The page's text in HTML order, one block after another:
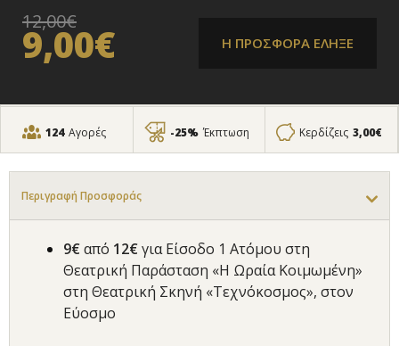
12,00€
9,00€ Η ΠΡΟΣΦΟΡΑ ΕΛΗΞΕ
124 Αγορές -25% Έκπτωση Κερδίζεις 3,00€
Περιγραφή Προσφοράς
9€από 12€για Είσοδο 1 Ατόμου στη
Θεατρική Παράσταση «Η Ωραία Κοιμωμένη»
στη Θεατρική Σκηνή «Τεχνόκοσμος», στον
Εύοσμο